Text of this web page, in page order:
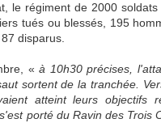
le régiment de 2000
tués ou blessés, 195
disparus.
« à 10h30 précises,
sortent de la tranchée.
atteint leurs objectifs
porté du Ravin des Trois